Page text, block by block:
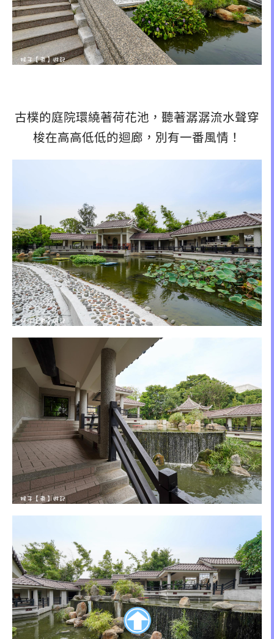
古樸的庭院環繞著荷花池，聽著潺潺流水聲穿
梭在高高低低的迴廊，別有一番風情！